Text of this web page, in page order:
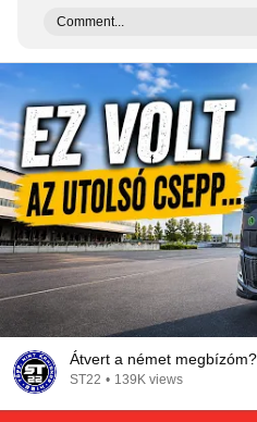
Comment...
Átvert a német
ST22 • 139K views